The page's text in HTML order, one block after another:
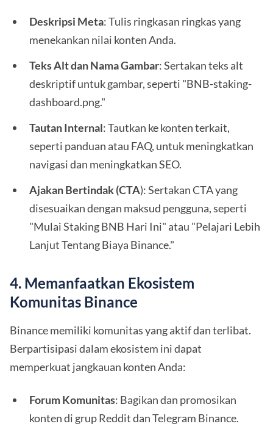
Deskripsi Meta: Tulis ringkasan ringkas yang
menekankan nilai konten Anda.
Teks Alt dan Nama Gambar: Sertakan teks alt
deskriptif untuk gambar, seperti "BNB-staking-
dashboard.png."
Tautan Internal: Tautkan ke konten terkait,
seperti panduan atau FAQ, untuk meningkatkan
navigasi dan meningkatkan SEO.
Ajakan Bertindak (CTA): Sertakan CTA yang
disesuaikan dengan maksud pengguna, seperti
"Mulai Staking BNB Hari Ini" atau "Pelajari Lebih
Lanjut Tentang Biaya Binance."
4. Memanfaatkan Ekosistem
Komunitas Binance
Binance memiliki komunitas yang aktif dan terlibat.
Berpartisipasi dalam ekosistem ini dapat
memperkuat jangkauan konten Anda:
Forum Komunitas: Bagikan dan promosikan
konten di grup Reddit dan Telegram Binance.